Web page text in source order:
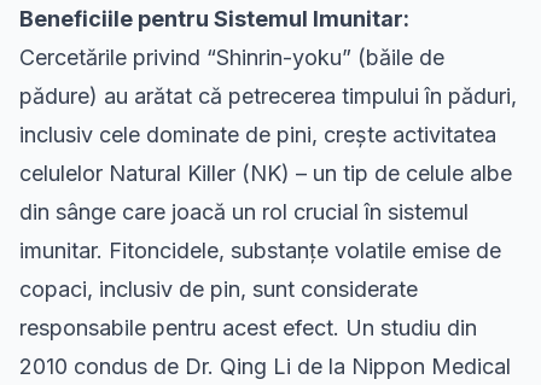
Beneficiile pentru Sistemul Imunitar:
Cercetările privind “Shinrin-yoku” (băile de
pădure) au arătat că petrecerea timpului în păduri,
inclusiv cele dominate de pini, crește activitatea
celulelor Natural Killer (NK) – un tip de celule albe
din sânge care joacă un rol crucial în sistemul
imunitar. Fitoncidele, substanțe volatile emise de
copaci, inclusiv de pin, sunt considerate
responsabile pentru acest efect. Un studiu din
2010 condus de Dr. Qing Li de la Nippon Medical